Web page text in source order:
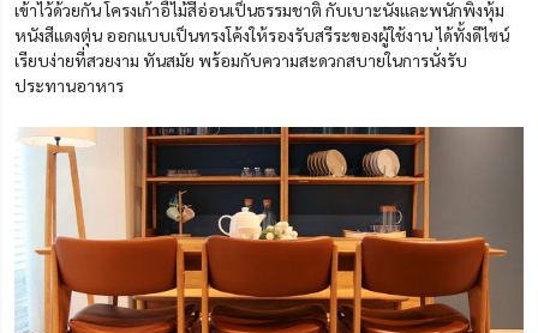
เข้าไว้ด้วยกัน โครงเก้าอี้ไม้สีอ่อนเป็นธรรมชาติ กับเบาะนั่งและพนักพิงหุ้ม
หนังสีแดงตุ่น ออกแบบเป็นทรงโค้งให้รองรับสรีระของผู้ใช้งาน ได้ทั้งดีไซน์
เรียบง่ายที่สวยงาม ทันสมัย พร้อมกับความสะดวกสบายในการนั่งรับ
ประทานอาหาร